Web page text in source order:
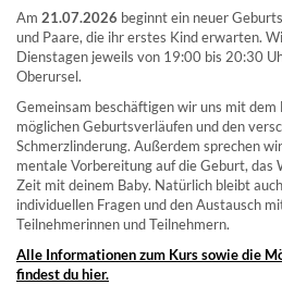
Am 21.07.2026 beginnt ein neuer
und Paare, die ihr erstes Kind erwarten.
Dienstagen jeweils von 19:00 bis 20:30
Oberursel.
Gemeinsam beschäftigen wir uns mit dem
möglichen Geburtsverläufen und den
Schmerzlinderung. Außerdem sprechen
mentale Vorbereitung auf die Geburt, das
Zeit mit deinem Baby. Natürlich bleibt
individuellen Fragen und den Austausch
Teilnehmerinnen und Teilnehmern.
Alle Informationen zum Kurs sowie die
findest du hier.